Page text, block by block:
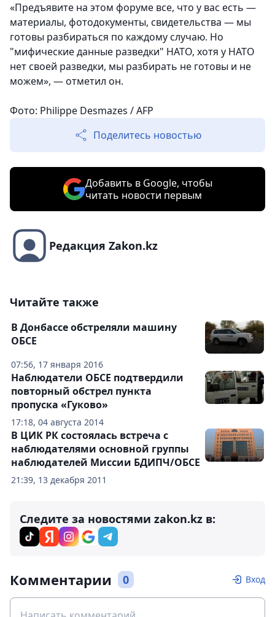
«Предъявите на этом форуме все, что у вас есть —
материалы, фотодокументы, свидетельства — мы
готовы разбираться по каждому случаю. Но
"мифические данные разведки" НАТО, хотя у НАТО
нет своей разведки, мы разбирать не готовы и не
можем», — отметил он.
Фото: Philippe Desmazes / AFP
Поделитесь новостью
Добавить в Google, чтобы
читать новости первым
Редакция Zakon.kz
Читайте также
07:56, 17 января 2016
В Донбассе обстреляли машину
ОБСЕ
17:18, 04 августа 2014
Наблюдатели ОБСЕ подтвердили
повторный обстрел пункта
пропуска «Гуково»
21:39, 13 декабря 2011
В ЦИК РК состоялась встреча с
наблюдателями основной группы
наблюдателей Миссии БДИПЧ/ОБСЕ
Следите за новостями zakon.kz в:
Комментарии 0 Вход